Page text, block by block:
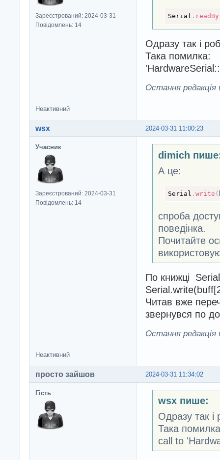
Зареєстрований: 2024-03-31
Повідомлень: 14
Serial .
Одразу так і
Така помилка:
Остання редакція
Неактивний
2024-03-31 11:00:23
wsx
Учасник
Зареєстрований: 2024-03-31
Повідомлень: 14
dimich
А це:
Serial .write (
спроба
поведінка.
Почитайте
По книжці
Читав вже
звернувся по
Остання редакція
Неактивний
2024-03-31 11:34:02
просто зайшов
Гість
wsx пише:
Одразу так і
Така
call to